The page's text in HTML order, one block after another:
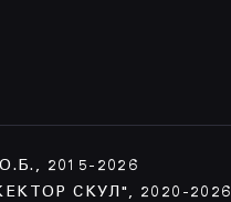
2015-2026
СКУЛ", 2020-2026